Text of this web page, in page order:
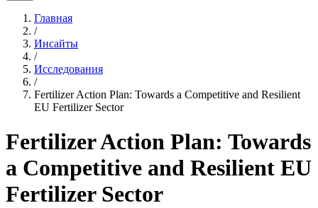
Главная
/
Инсайты
/
Исследования
/
Fertilizer Action Plan: Towards a Competitive and Resilient
EU Fertilizer Sector
Fertilizer Action Plan: Towards
a Competitive and Resilient EU
Fertilizer Sector